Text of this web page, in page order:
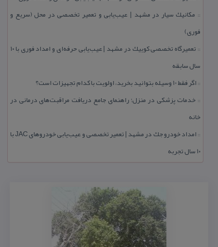
:: مكانیك سیار در مشهد | عیب‌یابی و تعمیر تخصصی در محل (سریع و
فوری)
::
تعمیرگاه تخصصی كوییك در مشهد | عیب‌یابی حرفه‌ای و امداد فوری با ۱۰
سال سابقه
:: اگر فقط 10 وسیله بتوانید بخرید، اولویت با كدام تجهیزات است؟
:: خدمات پزشكی در منزل؛ راهنمای جامع دریافت مراقبت‌های درمانی در
خانه
::
امداد خودرو جك در مشهد | تعمیر تخصصی و عیب‌یابی خودروهای JAC با
۱۰ سال تجربه